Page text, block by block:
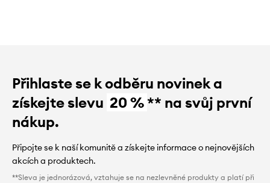
Přihlaste se k odběru novinek a
získejte slevu 20 %** na svůj první
nákup.
Připojte se k naší komunitě a získejte informace o nejnovějších
akcích a produktech.
**Sleva je jednorázová, vztahuje se na nezlevněné produkty a platí při